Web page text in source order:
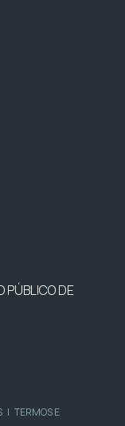
PÚBLICO DE
| TERMOS E